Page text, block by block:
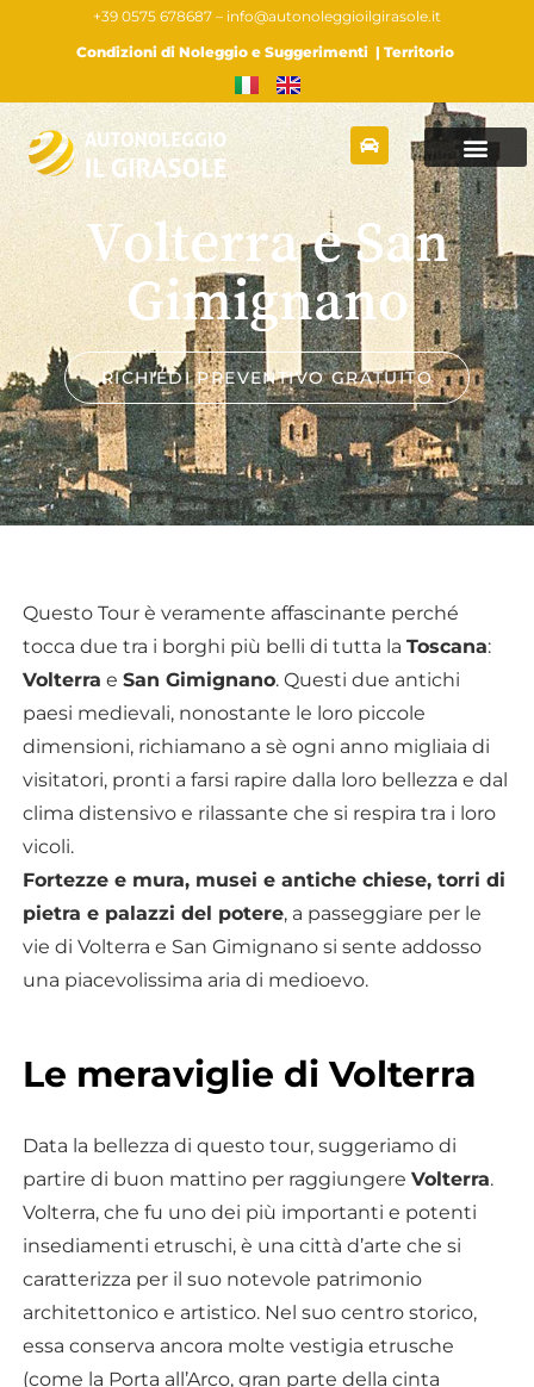
+39 0575 678687 – info@autonoleggioilgirasole.it
Condizioni di Noleggio e Suggerimenti | Territorio
Volterra e San
Gimignano
RICHIEDI PREVENTIVO GRATUITO
Questo Tour è veramente affascinante perché
tocca due tra i borghi più belli di tutta la Toscana:
Volterra e San Gimignano. Questi due antichi
paesi medievali, nonostante le loro piccole
dimensioni, richiamano a sè ogni anno migliaia di
visitatori, pronti a farsi rapire dalla loro bellezza e dal
clima distensivo e rilassante che si respira tra i loro
vicoli.
Fortezze e mura, musei e antiche chiese, torri di
pietra e palazzi del potere, a passeggiare per le
vie di Volterra e San Gimignano si sente addosso
una piacevolissima aria di medioevo.
Le meraviglie di Volterra
Data la bellezza di questo tour, suggeriamo di
partire di buon mattino per raggiungere Volterra.
Volterra, che fu uno dei più importanti e potenti
insediamenti etruschi, è una città d’arte che si
caratterizza per il suo notevole patrimonio
architettonico e artistico. Nel suo centro storico,
essa conserva ancora molte vestigia etrusche
(come la Porta all’Arco, gran parte della cinta